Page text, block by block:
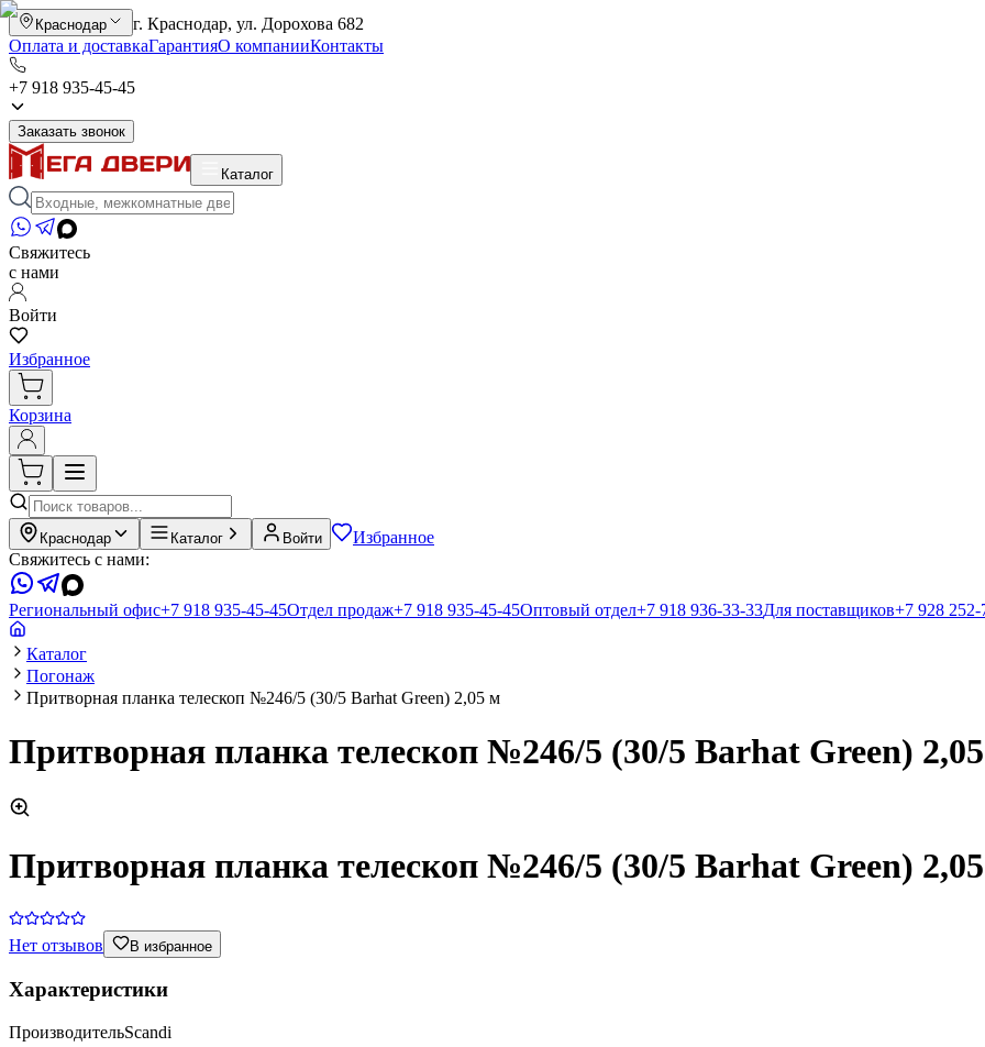
Краснодар
г. Краснодар, ул. Дорохова 682
Оплата и доставкаГарантияО компанииКонтакты
+7 918 935-45-45
Заказать звонок
Каталог
Свяжитесь
с нами
Войти
Избранное
Корзина
Краснодар Каталог Войти
Избранное
Свяжитесь с нами:
Региональный офис+7 918 935-45-45Отдел продаж+7 918 935-45-45Оптовый отдел+7 918 936-33-33Для поставщиков+7 928 252-
Каталог
Погонаж
Притворная планка телескоп №246/5 (30/5 Barhat Green) 2,05 м
Притворная планка телескоп №246/5 (30/5 Barhat Green)
Притворная планка телескоп №246/5 (30/5 Barhat Green)
Нет отзывов В избранное
Характеристики
ПроизводительScandi